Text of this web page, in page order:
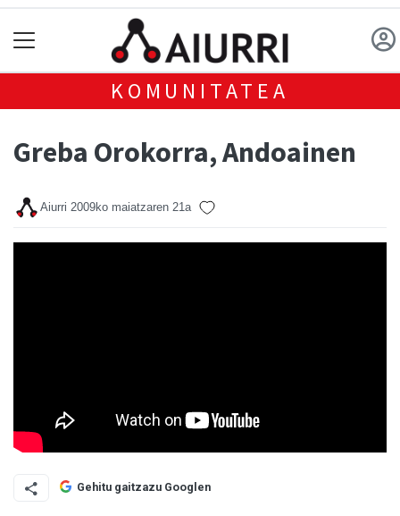
KOMUNITATEA
Greba Orokorra, Andoainen
Aiurri 2009ko maiatzaren 21a
Gehitu gaitzazu Googlen